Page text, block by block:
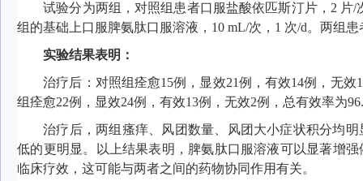
试验分为两组，对照组患者口服盐酸依匹斯汀片，2 片/
组的基础上口服脾氨肽口服溶液，10 mL/次，1 次/d。两组
实验结果表明：
治疗后：对照组痊愈15例，显效21例，有效14例，无效
组痊愈22例，显效24例，有效13例，无效2例，总有效率为
治疗后，两组瘙痒、风团数量、风团大小症状积分均
低的更明显。以上结果表明，脾氨肽口服溶液可以显著增
临床疗效，这可能与两者之间的药物协同作用有关。